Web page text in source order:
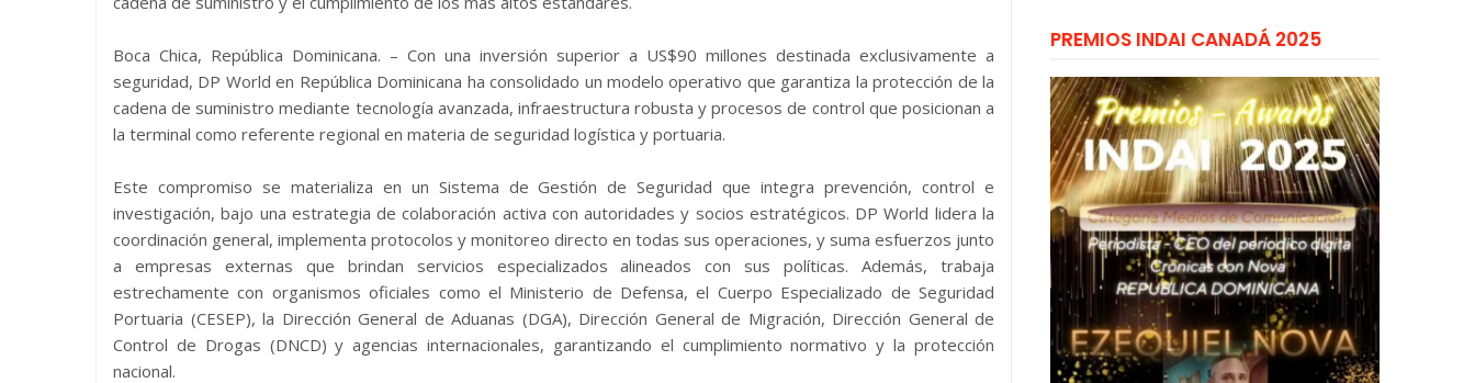
Boca Chica, República Dominicana. – Con una inversión superior a US$90 millones destinada exclusivamente a
seguridad, DP World en República Dominicana ha consolidado un modelo operativo que garantiza la protección de la
cadena de suministro mediante tecnología avanzada, infraestructura robusta y procesos de control que posicionan a
la terminal como referente regional en materia de seguridad logística y portuaria.
Este compromiso se materializa en un Sistema de Gestión de Seguridad que integra prevención, control e
investigación, bajo una estrategia de colaboración activa con autoridades y socios estratégicos. DP World lidera la
coordinación general, implementa protocolos y monitoreo directo en todas sus operaciones, y suma esfuerzos junto
a empresas externas que brindan servicios especializados alineados con sus políticas. Además, trabaja
estrechamente con organismos oficiales como el Ministerio de Defensa, el Cuerpo Especializado de Seguridad
Portuaria (CESEP), la Dirección General de Aduanas (DGA), Dirección General de Migración, Dirección General de
Control de Drogas (DNCD) y agencias internacionales, garantizando el cumplimiento normativo y la protección
nacional.
PREMIOS INDAI CANADÁ 2025